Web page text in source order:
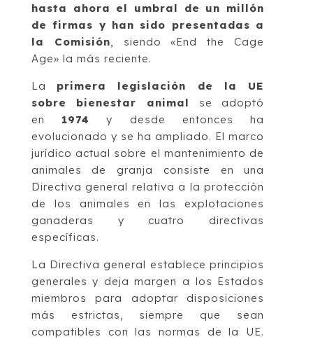
hasta ahora el umbral de un millón
de firmas y han sido presentadas a
la Comisión, siendo «End the Cage
Age» la más reciente.
La primera legislación de la UE
sobre bienestar animal
se adoptó
en 1974
y desde entonces ha
evolucionado y se ha ampliado. El marco
jurídico actual sobre el mantenimiento de
animales de granja consiste en una
Directiva general relativa a la protección
de los animales en las explotaciones
ganaderas y cuatro directivas
específicas.
La Directiva general establece principios
generales y deja margen a los Estados
miembros para adoptar disposiciones
más estrictas, siempre que sean
compatibles con las normas de la UE.